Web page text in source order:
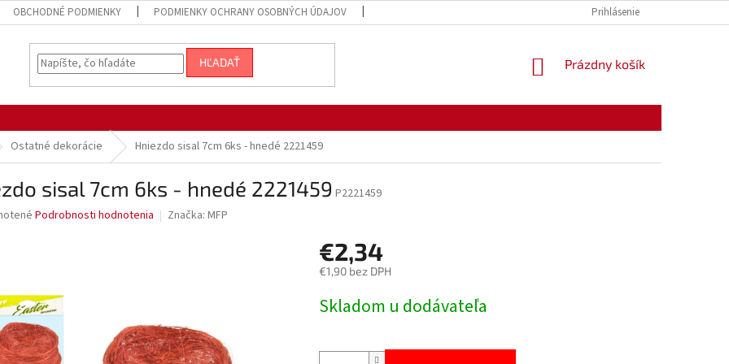
OBCHODNÉ PODMIENKY PODMIENKY OCHRANY OSOBNÝCH ÚDAJOV Prihlásenie
HĽADAŤ
NÁKUPNÝ
Prázdny košík
Ostatné dekorácie Hniezdo sisal 7cm 6ks - hnedé 2221459
sisal 7cm 6ks - hnedé 2221459 P2221459
Podrobnosti hodnotenia Značka: MFP
€2,34
€1,90 bez DPH
cena:
Skladom u dodávateľa